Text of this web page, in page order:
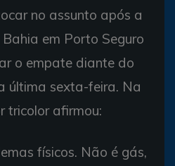
no assunto após a
em Porto Seguro
o empate diante do
última sexta-feira. Na
tricolor afirmou:
físicos. Não é gás,